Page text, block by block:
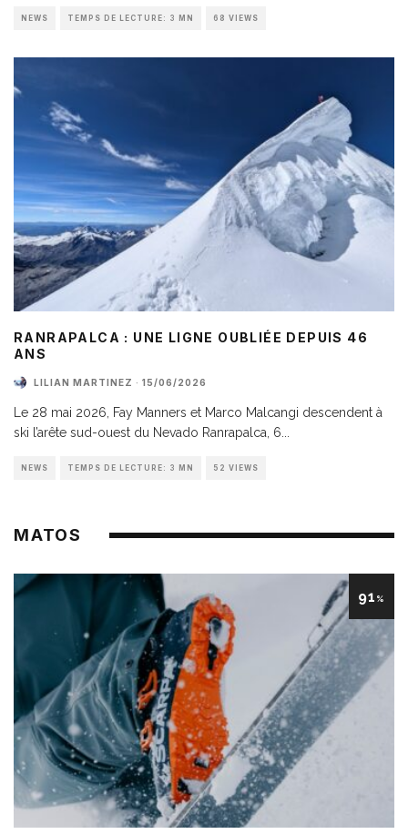
NEWS TEMPS DE LECTURE: 3 MN 68 VIEWS
RANRAPALCA : UNE LIGNE OUBLIÉE DEPUIS 46
ANS
LILIAN MARTINEZ · 15/06/2026
Le 28 mai 2026, Fay Manners et Marco Malcangi descendent à
ski l’arête sud-ouest du Nevado Ranrapalca, 6
NEWS TEMPS DE LECTURE: 3 MN 52 VIEWS
MATOS
91 %